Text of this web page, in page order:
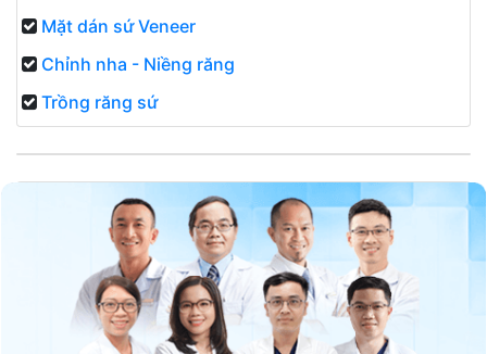
Mặt dán sứ Veneer
Chỉnh nha - Niềng răng
Trồng răng sứ